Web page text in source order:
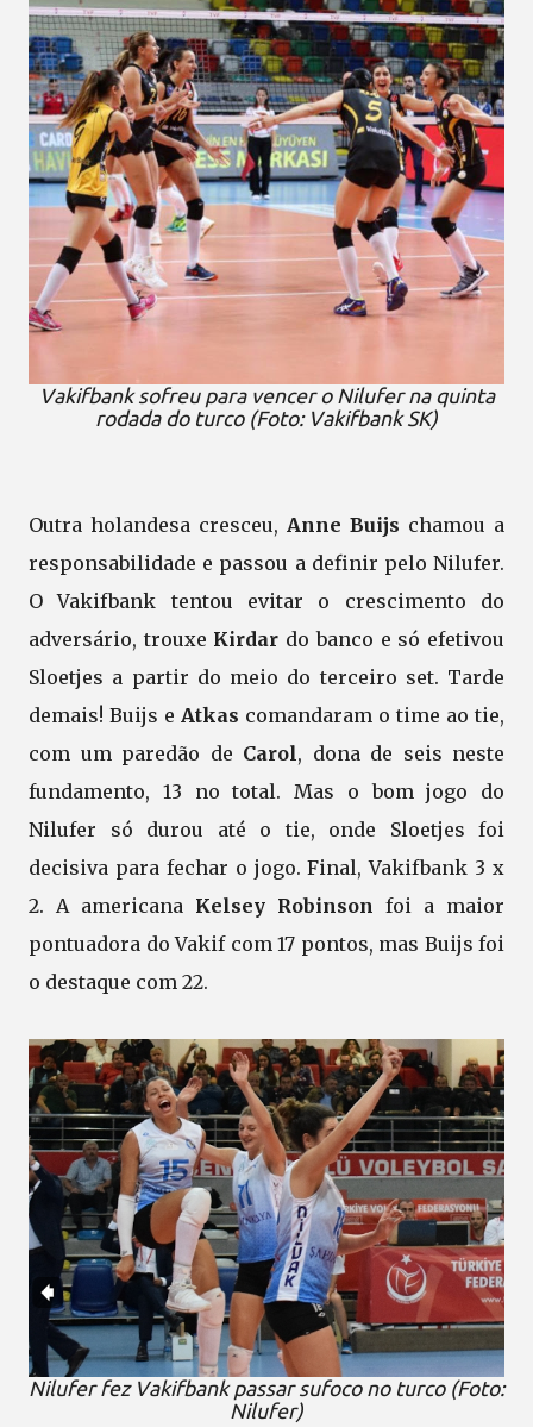
Vakifbank sofreu para vencer o Nilufer na quinta
rodada do turco (Foto: Vakifbank SK)
Outra holandesa cresceu, Anne Buijs chamou a
responsabilidade e passou a definir pelo Nilufer.
O Vakifbank tentou evitar o crescimento do
adversário, trouxe Kirdar do banco e só efetivou
Sloetjes a partir do meio do terceiro set. Tarde
demais! Buijs e Atkas comandaram o time ao tie,
com um paredão de Carol, dona de seis neste
fundamento, 13 no total. Mas o bom jogo do
Nilufer só durou até o tie, onde Sloetjes foi
decisiva para fechar o jogo. Final, Vakifbank 3 x
2. A americana Kelsey Robinson foi a maior
pontuadora do Vakif com 17 pontos, mas Buijs foi
o destaque com 22.
Nilufer fez Vakifbank passar sufoco no turco (Foto:
Nilufer)